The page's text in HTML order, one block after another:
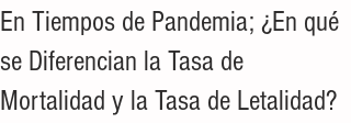
En Tiempos de Pandemia; ¿En qué
se Diferencian la Tasa de
Mortalidad y la Tasa de Letalidad?